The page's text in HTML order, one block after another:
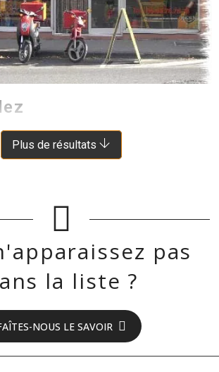
À 8 KM DE AGEN D'AVEYRON
Plus de résultats
pas
la liste ?
NOUS LE SAVOIR